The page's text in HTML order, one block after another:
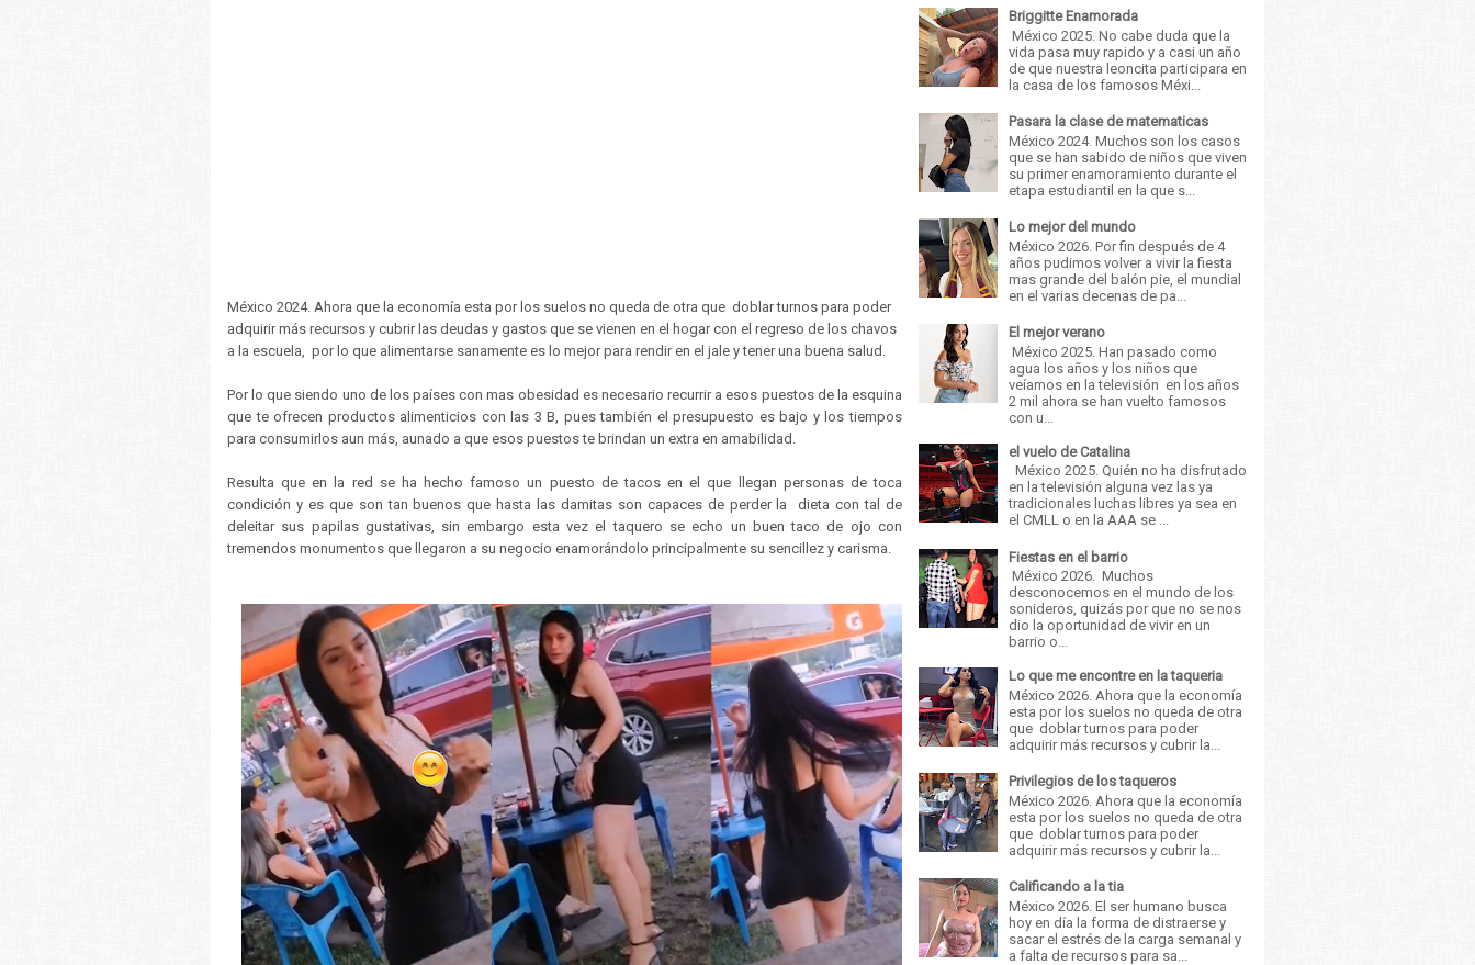
México 2024. Ahora que la economía esta por los suelos no queda de otra que doblar turnos para poder
adquirir más recursos y cubrir las deudas y gastos que se vienen en el hogar con el regreso de los chavos
a la escuela, por lo que alimentarse sanamente es lo mejor para rendir en el jale y tener una buena salud.
Por lo que siendo uno de los países con mas obesidad es necesario recurrir a esos puestos de la esquina
que te ofrecen productos alimenticios con las 3 B, pues también el presupuesto es bajo y los tiempos
para consumirlos aun más, aunado a que esos puestos te brindan un extra en amabilidad.
Resulta que en la red se ha hecho famoso un puesto de tacos en el que llegan personas de toca
condición y es que son tan buenos que hasta las damitas son capaces de perder la dieta con tal de
deleitar sus papilas gustativas, sin embargo esta vez el taquero se echo un buen taco de ojo con
tremendos monumentos que llegaron a su negocio enamorándolo principalmente su sencillez y carisma.
Briggitte Enamorada
México 2025. No cabe duda que la
vida pasa muy rapido y a casi un año
de que nuestra leoncita participara en
la casa de los famosos Méxi...
Pasara la clase de matematicas
México 2024. Muchos son los casos
que se han sabido de niños que viven
su primer enamoramiento durante el
etapa estudiantil en la que s...
Lo mejor del mundo
México 2026. Por fin después de 4
años pudimos volver a vivir la fiesta
mas grande del balón pie, el mundial
en el varias decenas de pa...
El mejor verano
México 2025. Han pasado como
agua los años y los niños que
veíamos en la televisión en los años
2 mil ahora se han vuelto famosos
con u...
el vuelo de Catalina
México 2025. Quién no ha disfrutado
en la televisión alguna vez las ya
tradicionales luchas libres ya sea en
el CMLL o en la AAA se ...
Fiestas en el barrio
México 2026. Muchos
desconocemos en el mundo de los
sonideros, quizás por que no se nos
dio la oportunidad de vivir en un
barrio o...
Lo que me encontre en la taqueria
México 2026. Ahora que la economía
esta por los suelos no queda de otra
que doblar turnos para poder
adquirir más recursos y cubrir la...
Privilegios de los taqueros
México 2026. Ahora que la economía
esta por los suelos no queda de otra
que doblar turnos para poder
adquirir más recursos y cubrir la...
Calificando a la tia
México 2026. El ser humano busca
hoy en día la forma de distraerse y
sacar el estrés de la carga semanal y
a falta de recursos para sa...